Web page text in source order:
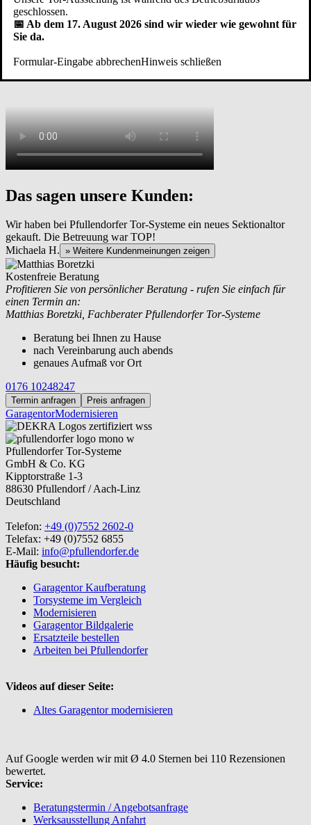
Bei einem Besuch von Regio TV Bodensee in unserem
Unternehmen spricht unser Geschäftsführer Florian Hügle über die
Beitrag der Sendung BAUEN & WOHNEN.
Das sagen unsere Kunden:
Wir haben bei Pfullendorfer Tor-Systeme ein neues Sektionaltor
gekauft. Die Betreuung war TOP!
Michaela H. » Weitere Kundenmeinungen zeigen
Kostenfreie Beratung
Profitieren Sie von persönlicher Beratung - rufen Sie einfach für
einen Termin an:
Matthias Boretzki, Fachberater Pfullendorfer Tor-Systeme
Beratung bei Ihnen zu Hause
nach Vereinbarung auch abends
genaues Aufmaß vor Ort
0176 10248247
Termin anfragen Preis anfragen
geschlossen.
📅 Ab dem 17. August 2026 sind wir wieder wie gewohnt für
Sie da.
Formular-Eingabe abbrechenHinweis schließen
GaragentorModernisieren
Pfullendorfer Tor-Systeme
GmbH & Co. KG
Kipptorstraße 1-3
88630 Pfullendorf / Aach-Linz
Deutschland
Telefon: +49 (0)7552 2602-0
Telefax: +49 (0)7552 6855
E-Mail: info@pfullendorfer.de
Häufig besucht:
Garagentor Kaufberatung
Torsysteme im Vergleich
Modernisieren
Garagentor Bildgalerie
Ersatzteile bestellen
Arbeiten bei Pfullendorfer
Videos auf dieser Seite:
Altes Garagentor modernisieren
Auf Google werden wir mit Ø 4.0 Sternen bei 110 Rezensionen
bewertet.
Service:
Beratungstermin / Angebotsanfrage
Werksausstellung Anfahrt